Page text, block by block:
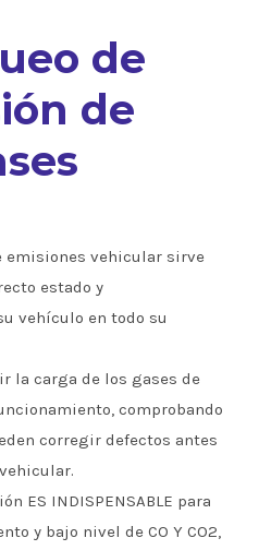
de
de
emisiones vehicular sirve
estado y
vehículo en todo su
la carga de los gases de
comprobando
corregir defectos antes
ES INDISPENSABLE para
y bajo nivel de CO Y CO2,